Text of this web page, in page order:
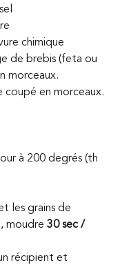
chimique
de brebis (feta ou
morceaux.
coupé en morceaux.
à 200 degrés (th
les grains de
moudre 30 sec /
récipient et